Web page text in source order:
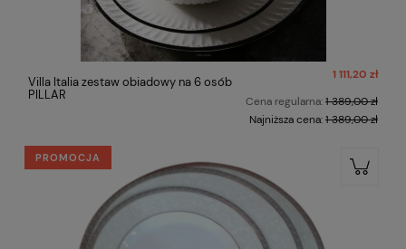
Villa Italia zestaw obiadowy na 6 osób
PILLAR
1 111,20 zł
Cena regularna:1 389,00 zł
Najniższa cena:1 389,00 zł
PROMOCJA